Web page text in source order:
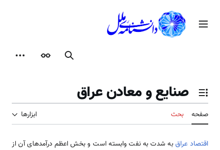
محتوامنوی اصلی
جستجوظاهر
تغییر وضعیت فهرست محتویات
صنایع و معادن عراق
صفحه بحث ابزارها
اقتصاد عراقبه شدت به نفت وابسته است و بخش اعظم درآمدهای آن از